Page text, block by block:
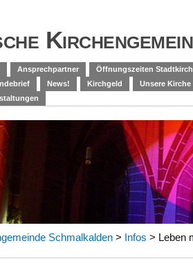
Ansprechpartner
Öffnungszeiten
News! Kirchgeld
Unsere Kirche
Schmalkalden > Infos > Leben